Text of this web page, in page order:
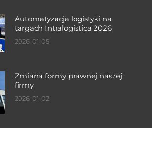
Automatyzacja logistyki na
targach Intralogistica 2026
2026-01-05
Zmiana formy prawnej naszej
firmy
2026-01-02